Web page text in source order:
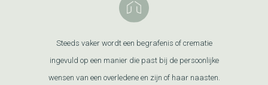
Steeds vaker wordt een begrafenis of crematie
ingevuld op een manier die past bij de persoonlijke
wensen van een overledene en zijn of haar naasten.